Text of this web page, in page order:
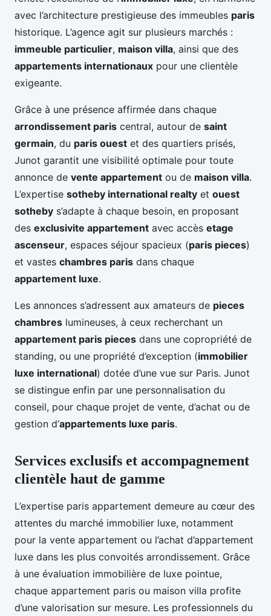
avec l’architecture prestigieuse des immeubles paris
historique. L’agence agit sur plusieurs marchés :
immeuble particulier, maison villa, ainsi que des
appartements internationaux pour une clientèle
exigeante.
Grâce à une présence affirmée dans chaque
arrondissement paris central, autour de saint
germain, du paris ouest et des quartiers prisés,
Junot garantit une visibilité optimale pour toute
annonce de vente appartement ou de maison villa.
L’expertise sotheby international realty et ouest
sotheby s’adapte à chaque besoin, en proposant
des exclusivite appartement avec accès etage
ascenseur, espaces séjour spacieux (paris pieces)
et vastes chambres paris dans chaque
appartement luxe.
Les annonces s’adressent aux amateurs de pieces
chambres lumineuses, à ceux recherchant un
appartement paris pieces dans une copropriété de
standing, ou une propriété d’exception (immobilier
luxe international) dotée d’une vue sur Paris. Junot
se distingue enfin par une personnalisation du
conseil, pour chaque projet de vente, d’achat ou de
gestion d’appartements luxe paris.
Services exclusifs et accompagnement
clientèle haut de gamme
L’expertise paris appartement demeure au cœur des
attentes du marché immobilier luxe, notamment
pour la vente appartement ou l’achat d’appartement
luxe dans les plus convoités arrondissement. Grâce
à une évaluation immobilière de luxe pointue,
chaque appartement paris ou maison villa profite
d’une valorisation sur mesure. Les professionnels du